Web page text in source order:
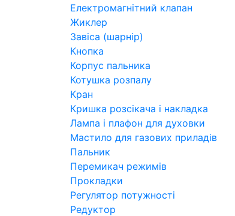
Електромагнітний клапан
Жиклер
Завіса (шарнір)
Кнопка
Корпус пальника
Котушка розпалу
Кран
Кришка розсікача і накладка
Лампа і плафон для духовки
Мастило для газових приладів
Пальник
Перемикач режимів
Прокладки
Регулятор потужності
Редуктор